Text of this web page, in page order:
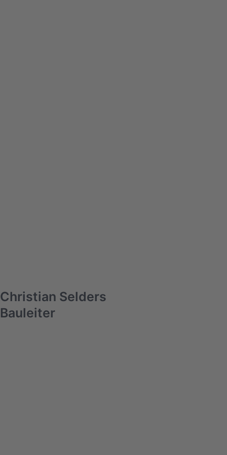
Christian Selders
Bauleiter